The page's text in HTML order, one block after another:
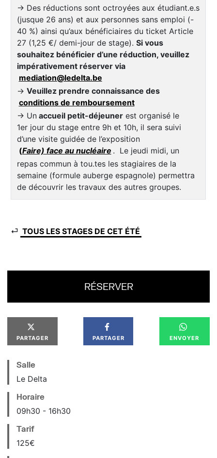
→ Des réductions sont octroyées aux étudiant.e.s
(jusque 26 ans) et aux personnes sans emploi (-
40 %) ainsi qu’aux bénéficiaires du ticket Article
27 (1,25 €/ demi-jour de stage).Si vous
souhaitez bénéficier d’une réduction, veuillez
impérativement réserver via
mediation@ledelta.be
→Veuillez prendre connaissance des
conditions de remboursement
→ Un accueil petit-déjeuner est organisé le
1er jour du stage entre 9h et 10h, il sera suivi
d’une visite guidée de l’exposition
(Faire) face au nucléaire . Le jeudi midi, un
repas commun à tou.tes les stagiaires de la
semaine (formule auberge espagnole) permettra
de découvrir les travaux des autres groupes.
⏎ TOUS LES STAGES DE CET ÉTÉ
RÉSERVER
PARTAGER PARTAGER ENVOYER
Salle
Le Delta
Horaire
09h30 16h30
Tarif
125€